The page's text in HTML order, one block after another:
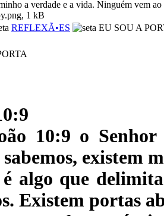
REFLEXÃ•ES EU SOU A
10:9 o
existem
algo que
Existem portas